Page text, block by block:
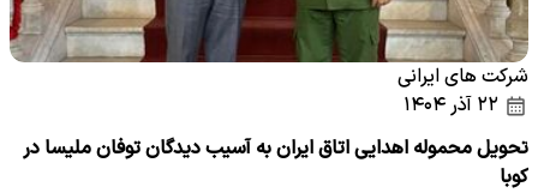
شرکت های ایرانی
تحویل محموله اهدایی اتاق ایران به آسیب دیدگان توفان ملیسا در
کوبا